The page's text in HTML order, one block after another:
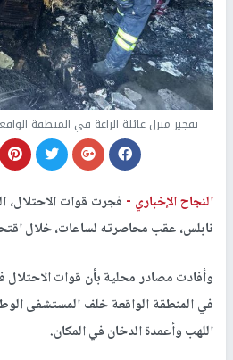
تفجير منزل عائلة الزاغة في المنطقة
النجاح الإخباري - فجرت قوات الاحتلال،
نابلس، عقب محاصرته لساعات، خلال
وأفادت مصادر محلية بأن قوات الاحتلال
في المنطقة الواقعة خلف المستشفى
اللهب وأعمدة الدخان في المكان.